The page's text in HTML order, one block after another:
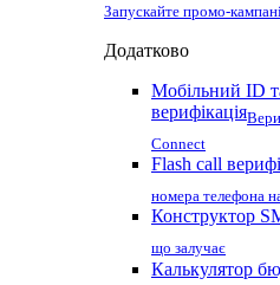
Запускайте промо-
Додатково
Мобільний ID
верифікація
Connect
Flash call
номера телефона
Конструктор
що залучає
Калькулятор